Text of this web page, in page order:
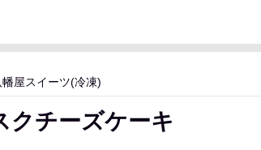
幡屋スイーツ(冷凍)
クチーズケーキ